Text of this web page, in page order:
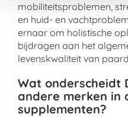
mobiliteitsproblemen,
en huid- en
ernaar om holistische
bijdragen aan het
levenskwaliteit van
Wat onderscheidt
andere merken in
supplementen?